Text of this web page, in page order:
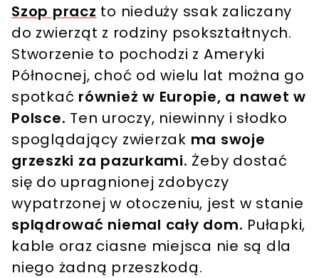
Szop pracz to nieduży ssak zaliczany
do zwierząt z rodziny psokształtnych.
Stworzenie to pochodzi z Ameryki
Północnej, choć od wielu lat można go
spotkać również w Europie, a nawet w
Polsce. Ten uroczy, niewinny i słodko
spoglądający zwierzak ma swoje
grzeszki za pazurkami. Żeby dostać
się do upragnionej zdobyczy
wypatrzonej w otoczeniu, jest w stanie
splądrować niemal cały dom. Pułapki,
kable oraz ciasne miejsca nie są dla
niego żadną przeszkodą.